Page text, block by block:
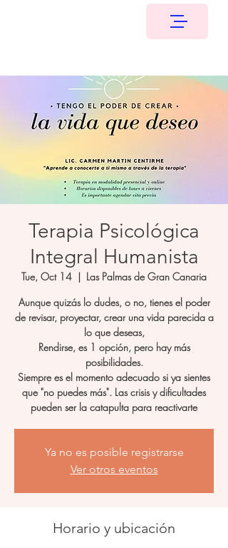
Terapia Psicológica
Integral Humanista
Tue, Oct 14
  |
Las Palmas de Gran Canaria
Aunque quizás lo dudes, o no, tienes el poder
de revisar, proyectar, crear una vida parecida a
lo que deseas,
Rendirse, es 1 opción, pero hay más
posibilidades.
Siempre es el momento adecuado si ya sientes
que "no puedes más". Las crisis y dificultades
pueden ser la catapulta para reactivarte
Ya no es posible registrarse
Ver otros eventos
Horario y ubicación